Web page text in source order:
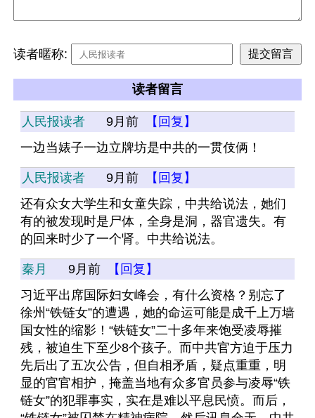
读者暱称:
读者留言
人民报读者 9月前
【回复】
一边当婊子一边立牌坊是中共的一贯伎俩！
人民报读者 9月前
【回复】
还有众女大学生和女童失踪，中共给说法，她们
有的被发现时是尸体，全身是洞，器官遗失。有
的回来时少了一个肾。中共给说法。
秦月 9月前
【回复】
习近平出席国际妇女峰会，有什么资格？别忘了
徐州“铁链女”的遭遇，她的命运可能是成千上万墙
国女性的缩影！“铁链女”二十多年来饱受凌辱摧
残，被迫生下至少8个孩子。而中共官方迫于压力
先后出了五次公告，但自相矛盾，疑点重重，明
显的官官相护，掩盖当地有众多官员参与凌辱“铁
链女”的犯罪事实，实在是难以平息民愤。而后，